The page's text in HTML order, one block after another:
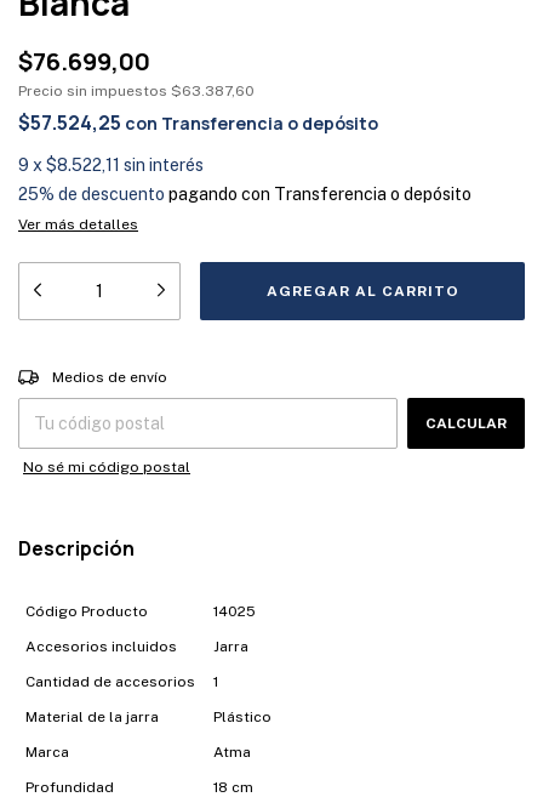
$76.699,00
Precio sin impuestos $63.387,60
$57.524,25 con Transferencia o depósito
9 x $8.522,11 sin interés
25% de descuento pagando con Transferencia o depósito
Ver más detalles
Entregas para el CP:
Medios de envío
CALCULAR
No sé mi código postal
Descripción
Código Producto 14025
Accesorios incluidos Jarra
Cantidad de accesorios 1
Material de la jarra Plástico
Marca Atma
Profundidad 18 cm